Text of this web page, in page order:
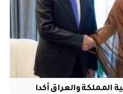
المملكة والعراق أكدا